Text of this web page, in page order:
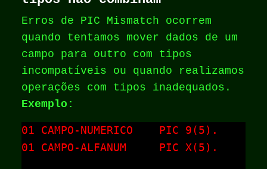
Erros de PIC Mismatch ocorrem
quando tentamos mover dados de um
campo para outro com tipos
incompatíveis ou quando realizamos
operações com tipos inadequados.
Exemplo:
01 CAMPO-NUMERICO    PIC 9(5).
01 CAMPO-ALFANUM     PIC X(5).